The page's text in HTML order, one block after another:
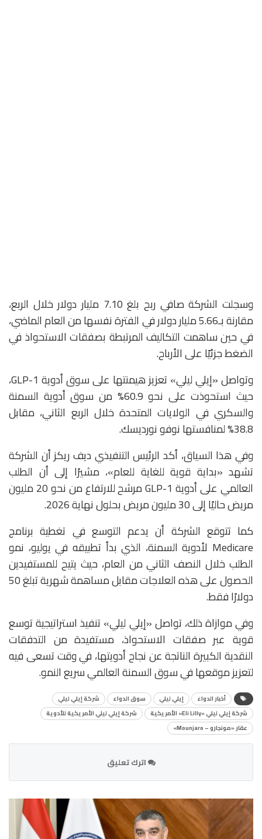
وسجلت الشركة صافي ربح بلغ 7.10 مليار دولار خلال الربع،
مقارنة بـ5.66 مليار دولار في الفترة نفسها من العام الماضي،
في حين ساهمت التكاليف المرتبطة بصفقات الاستحواذ في
الضغط جزئيًا على الأرباح.
وتواصل «إيلي ليلي» تعزيز هيمنتها على سوق أدوية GLP-1،
حيث استحوذت على نحو 60.9% من سوق أدوية السمنة
والسكري في الولايات المتحدة خلال الربع الثاني، مقابل
38.8% لمنافستها
نوفو نورديسك.
وفي هذا السياق، أكد الرئيس التنفيذي ديف ريكز أن الشركة
تشهد «بداية قوية للغاية للعام»، مشيرًا إلى أن الطلب
العالمي على أدوية GLP-1 مرشح للارتفاع من نحو 20 مليون
مريض حاليًا إلى 30 مليون مريض بحلول نهاية 2026.
كما تتوقع الشركة أن يدعم التوسع في تغطية برنامج
Medicare لأدوية السمنة، الذي بدأ تطبيقه في يوليو، نمو
الطلب خلال النصف الثاني من العام، حيث يتيح للمستفيدين
الحصول على هذه العلاجات مقابل مساهمة شهرية تبلغ 50
دولارًا فقط.
وفي موازاة ذلك، تواصل «إيلي ليلي» تنفيذ استراتيجية توسع
قوية عبر صفقات الاستحواذ، مستفيدة من التدفقات
النقدية الكبيرة الناتجة عن نجاح أدويتها، في وقت تسعى فيه
لتعزيز موقعها في سوق السمنة العالمي سريع النمو.
أخبار الدواء إيلي ليلي سوق الدواء
شركة إيلي ليلي
شركة إيلي ليلي «Eli Lilly» الأمريكية
شركة إيلي ليلي الأمريكية للأدوية
عقار «مونجارو – Mounjaro»
اترك تعليق